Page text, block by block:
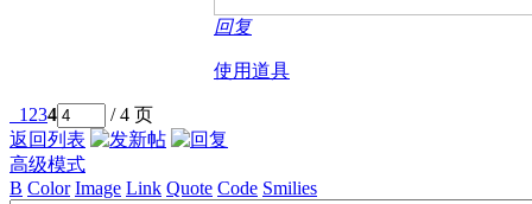
回复
使用道具
1 234
/ 4 页
返回列表
高级模式
B Color Image Link Quote Code Smilies